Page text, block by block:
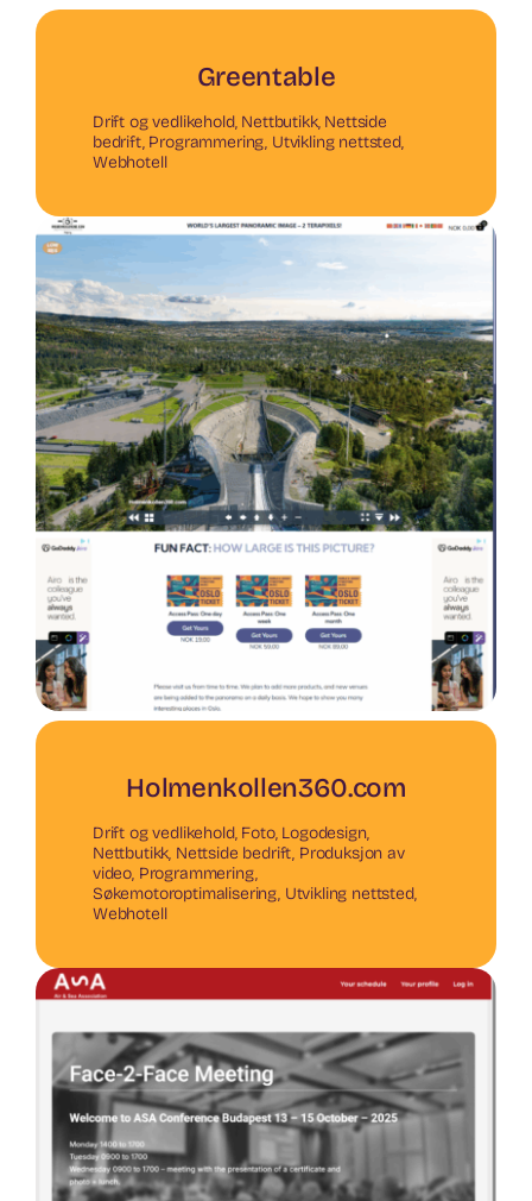
Greentable
Drift og vedlikehold, Nettbutikk, Nettside
bedrift, Programmering, Utvikling nettsted,
Webhotell
Holmenkollen360.com
Drift og vedlikehold, Foto, Logodesign,
Nettbutikk, Nettside bedrift, Produksjon av
video, Programmering,
Søkemotoroptimalisering, Utvikling nettsted,
Webhotell